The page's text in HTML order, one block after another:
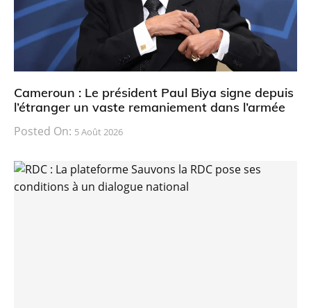
Cameroun : Le président Paul Biya signe depuis
l’étranger un vaste remaniement dans l’armée
Posted On: 5 Août 2026